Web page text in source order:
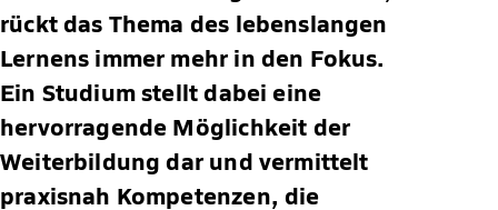
rückt das Thema des lebenslangen
Lernens immer mehr in den Fokus.
Ein Studium stellt dabei eine
hervorragende Möglichkeit der
Weiterbildung dar und vermittelt
praxisnah Kompetenzen, die